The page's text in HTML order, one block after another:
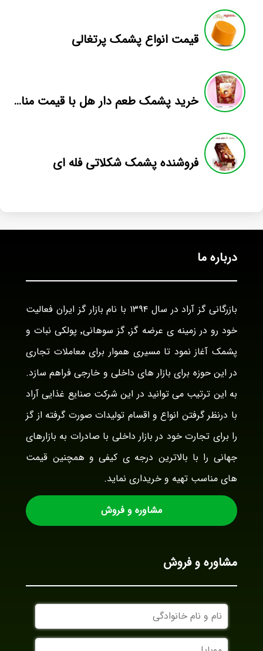
قیمت انواع پشمک پرتغالی
خرید پشمک طعم دار هل با قیمت مناسب
فروشنده پشمک شکلاتی فله ای
درباره ما
بازرگانی گز آراد در سال ۱۳۹۴ با نام بازار گز ایران فعالیت
خود رو در زمینه ی عرضه گز٬ گز سوهانی٬ پولکی نبات و
پشمک آغاز نمود تا مسیری هموار برای معاملات تجاری
در این حوزه برای بازار های داخلی و خارجی فراهم سازد.
به این ترتیب می توانید در این شرکت صنایع غذایی آراد
با درنظر گرفتن انواع و اقسام تولیدات صورت گرفته از گز
را برای تجارت خود در بازار داخلی با صادرات به بازارهای
جهانی را با بالاترین درجه ی کیفی و همچنین قیمت
های مناسب تهیه و خریداری نماید.
مشاوره و فروش
مشاوره و فروش
نام
و
نام
خانوادگی
موبایل